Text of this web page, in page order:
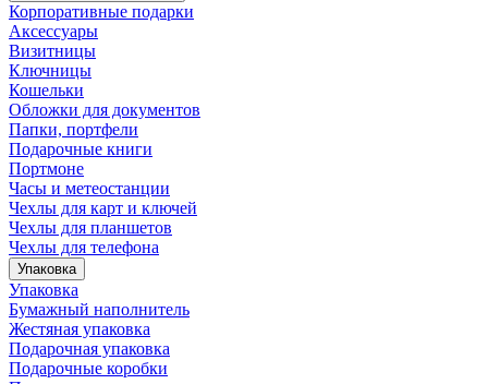
Корпоративные подарки
Аксессуары
Визитницы
Ключницы
Кошельки
Обложки для документов
Папки, портфели
Подарочные книги
Портмоне
Часы и метеостанции
Чехлы для карт и ключей
Чехлы для планшетов
Чехлы для телефона
Упаковка
Упаковка
Бумажный наполнитель
Жестяная упаковка
Подарочная упаковка
Подарочные коробки